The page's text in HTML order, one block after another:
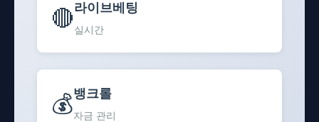
🔴라이브베팅
실시간
💰뱅크롤
자금 관리